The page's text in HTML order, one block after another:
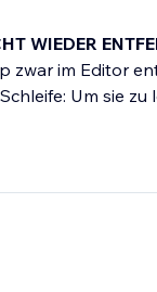
WIEDER
zwar im Editor
Um sie zu